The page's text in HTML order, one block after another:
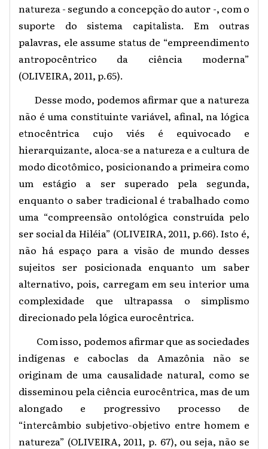
natureza - segundo a concepção do autor -, com o
suporte do sistema capitalista. Em outras
palavras, ele assume status de “empreendimento
antropocêntrico da ciência moderna”
(OLIVEIRA, 2011, p.65).
Desse modo, podemos afirmar que a natureza
não é uma constituinte variável, afinal, na lógica
etnocêntrica cujo viés é equivocado e
hierarquizante, aloca-se a natureza e a cultura de
modo dicotômico, posicionando a primeira como
um estágio a ser superado pela segunda,
enquanto o saber tradicional é trabalhado como
uma “compreensão ontológica construída pelo
ser social da Hiléia” (OLIVEIRA, 2011, p.66). Isto é,
não há espaço para a visão de mundo desses
sujeitos ser posicionada enquanto um saber
alternativo, pois, carregam em seu interior uma
complexidade que ultrapassa o simplismo
direcionado pela lógica eurocêntrica.
Com isso, podemos afirmar que as sociedades
indígenas e caboclas da Amazônia não se
originam de uma causalidade natural, como se
disseminou pela ciência eurocêntrica, mas de um
alongado e progressivo processo de
“intercâmbio subjetivo-objetivo entre homem e
natureza” (OLIVEIRA, 2011, p. 67), ou seja, não se